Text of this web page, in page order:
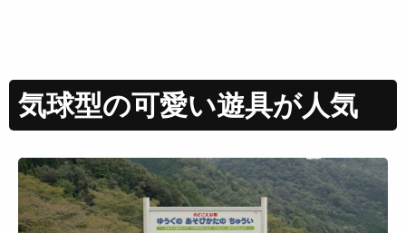
気球型の可愛い遊具が人気